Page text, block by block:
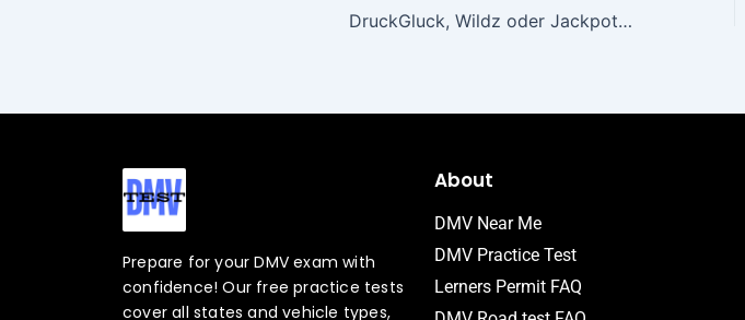
DruckGluck, Wildz oder Jackpotpiraten werden 2026 unsre verlasslichsten Empfehlungen z. hd. diesseitigen sicheren Einstieg
Prepare for your DMV exam with
confidence! Our free practice tests
cover all states and vehicle types,
About
DMV Near Me
DMV Practice Test
Lerners Permit FAQ